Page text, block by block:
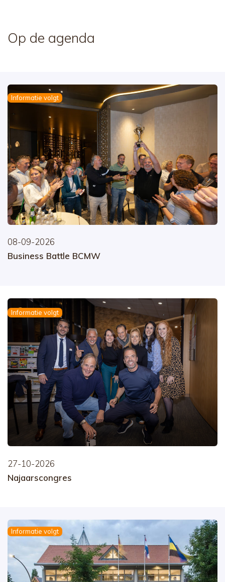
Op de agenda
Informatie volgt
08-09-2026
Business Battle BCMW
Informatie volgt
27-10-2026
Najaarscongres
Informatie volgt